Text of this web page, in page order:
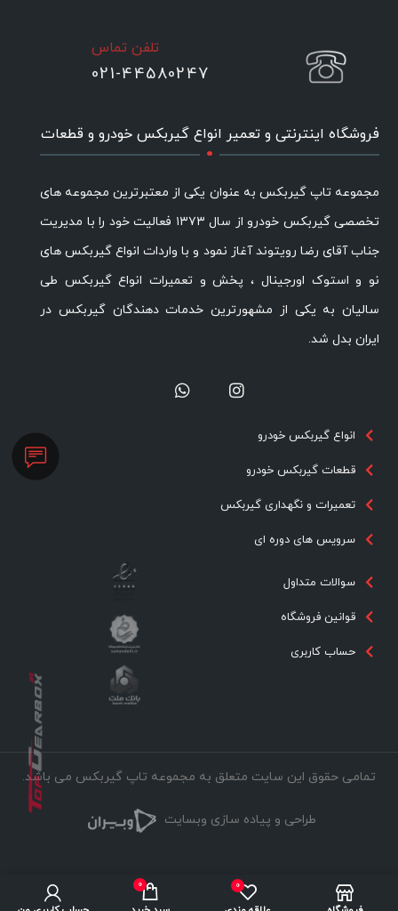
تلفن تماس
021-44580247
فروشگاه اینترنتی و تعمیر انواع گیربکس خودرو و قطعات
.
مجموعه تاپ گیربکس به عنوان یکی از معتبرترین مجموعه های
تخصصی گیربکس خودرو از سال ۱۳۷۳ فعالیت خود را با مدیریت
جناب آقای رضا رویتوند آغاز نمود و با واردات انواع گیربکس های
نو و استوک اورجینال ، پخش و تعمیرات انواع گیربکس طی
سالیان به یکی از مشهورترین خدمات دهندگان گیربکس در
ایران بدل شد.
انواع گیربکس خودرو
قطعات گیربکس خودرو
تعمیرات و نگهداری گیربکس
سرویس های دوره ای
سوالات متداول
قوانین فروشگاه
حساب کاربری
تمامی حقوق این سایت متعلق به مجموعه تاپ گیربکس می باشد.
طراحی و پیاده سازی وبسایت
0
0